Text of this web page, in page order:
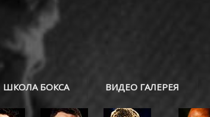
ШКОЛА БОКСА ВИДЕО ГАЛЕРЕЯ